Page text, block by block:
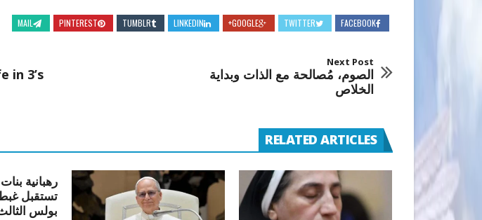
FACEBOOK
TWITTER
GOOGLE+
LINKEDIN
TUMBLR
PINTEREST
MAIL
in 3’s
Next Post
الصوم، مُصالحة مع الذات وبداية
الخلاص
RELATED ARTICLES
رهبانية
تستقبل
بولس